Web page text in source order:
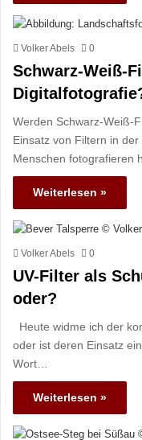
Volker Abels 0
Schwarz-Weiß-
Werden Schwarz-Weiß-
Einsatz von Filtern in
Menschen fotografieren
Weiterlesen »
Volker Abels 0
UV-Filter als
oder?
Heute widme ich der
oder ist deren Einsatz
Wort…
Weiterlesen »